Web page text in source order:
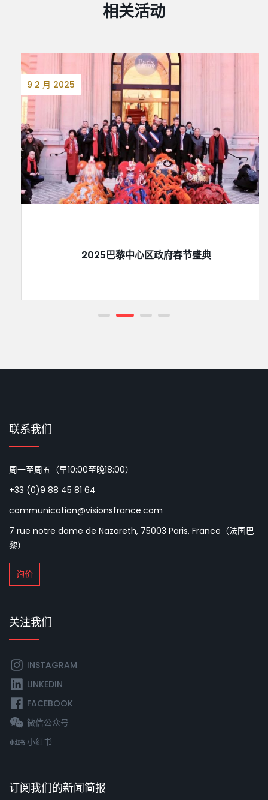
相关活动
9 2 月 2025
2025巴黎中心区政府春节盛典
联系我们
周一至周五（早10:00至晚18:00）
+33 (0)9 88 45 81 64
communication@visionsfrance.com
7 rue notre dame de Nazareth, 75003 Paris, France（法国巴
黎）
询价
关注我们
INSTAGRAM
LINKEDIN
FACEBOOK
微信公众号
小红书
订阅我们的新闻简报